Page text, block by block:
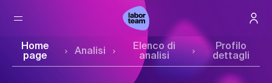
Home
page
Analisi
Elenco di
analisi
Profilo
dettagli